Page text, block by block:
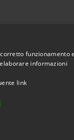
di San
funzionamento e
informazioni
link